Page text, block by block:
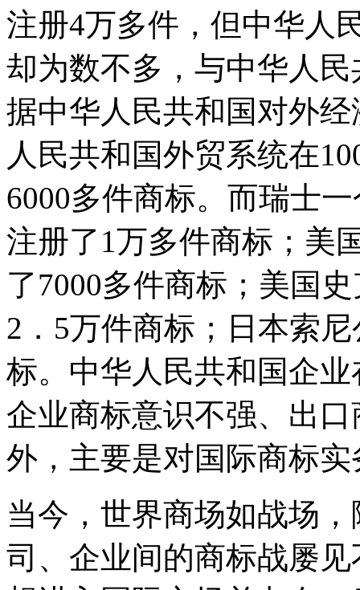
注册4万多件，但中华人
却为数不多，与中华人
据中华人民共和国对外
人民共和国外贸系统在
6000多件商标。而瑞士
注册了1万多件商标；美
了7000多件商标；美国
2．5万件商标；日本索
标。中华人民共和国企
企业商标意识不强、出
外，主要是对国际商标
当今，世界商场如战场
司、企业间的商标战屡